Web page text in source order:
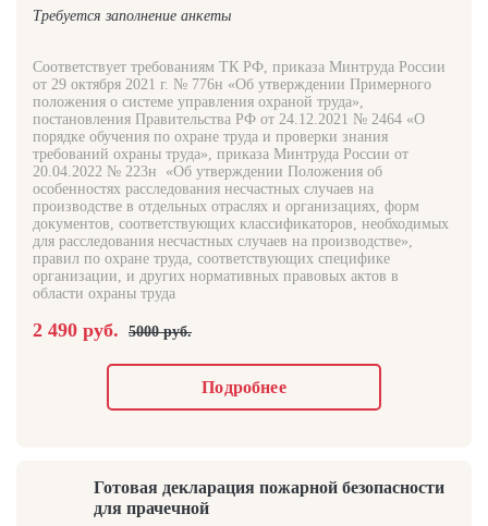
Требуется заполнение анкеты
Соответствует требованиям ТК РФ, приказа Минтруда России
от 29 октября 2021 г. № 776н «Об утверждении Примерного
положения о системе управления охраной труда»,
постановления Правительства РФ от 24.12.2021 № 2464 «О
порядке обучения по охране труда и проверки знания
требований охраны труда», приказа Минтруда России от
20.04.2022 № 223н «Об утверждении Положения об
особенностях расследования несчастных случаев на
производстве в отдельных отраслях и организациях, форм
документов, соответствующих классификаторов, необходимых
для расследования несчастных случаев на производстве»,
правил по охране труда, соответствующих специфике
организации, и других нормативных правовых актов в
области охраны труда
2 490 руб. 5000 руб.
Подробнее
Готовая декларация пожарной безопасности
для прачечной